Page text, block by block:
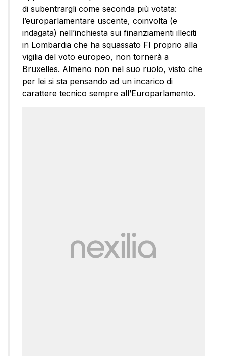
di subentrargli come seconda più votata:
l’europarlamentare uscente, coinvolta (e
indagata) nell’inchiesta sui finanziamenti illeciti
in Lombardia che ha squassato FI proprio alla
vigilia del voto europeo, non tornerà a
Bruxelles. Almeno non nel suo ruolo, visto che
per lei si sta pensando ad un incarico di
carattere tecnico sempre all’Europarlamento.